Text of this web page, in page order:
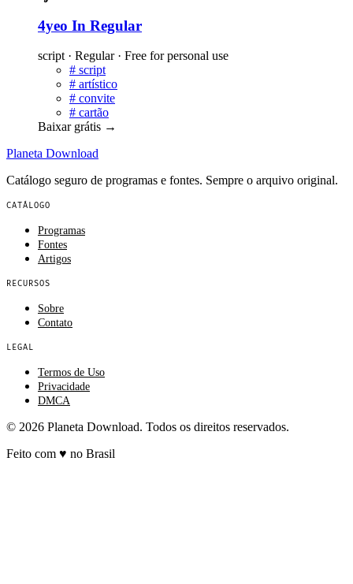
4yeo In Regular
script · Regular · Free for personal use
# script
# artístico
# convite
# cartão
Baixar grátis →
Planeta Download
Catálogo seguro de programas e fontes. Sempre o arquivo original.
CATÁLOGO
Programas
Fontes
Artigos
RECURSOS
Sobre
Contato
LEGAL
Termos de Uso
Privacidade
DMCA
© 2026 Planeta Download. Todos os direitos reservados.
Feito com ♥ no Brasil